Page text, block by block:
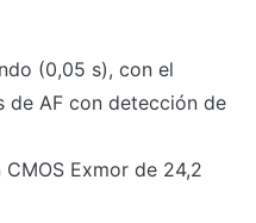
(0,05 s), con el
de AF con detección de
Exmor de 24,2